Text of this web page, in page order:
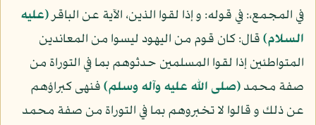
في المجمع،: في قوله: و إذا لقوا الذين، الآية عن الباقر(عليه
السلام)قال: كان قوم من اليهود ليسوا من المعاندين
المتواطئين إذا لقوا المسلمين حدثوهم بما في التوراة من
صفة محمد(صلى الله عليه وآله وسلم)فنهى كبراؤهم
عن ذلك و قالوا لا تخبروهم بما في التوراة من صفة محمد